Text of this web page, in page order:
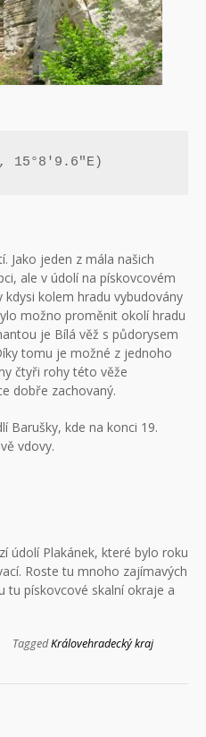
15°8'9.6"E)
Jako jeden z mála našich
ale v údolí na pískovcovém
kolem hradu vybudovány
možno proměnit okolí hradu
je Bílá věž s půdorysem
tomu je možné z jednoho
čtyři rohy této věže
dobře zachovaný.
Barušky, kde na konci 19.
vdovy.
údolí Plakánek, které bylo roku
Roste tu mnoho zajímavých
tu pískovcové skalní okraje a
TaggedKrálovehradecký kraj